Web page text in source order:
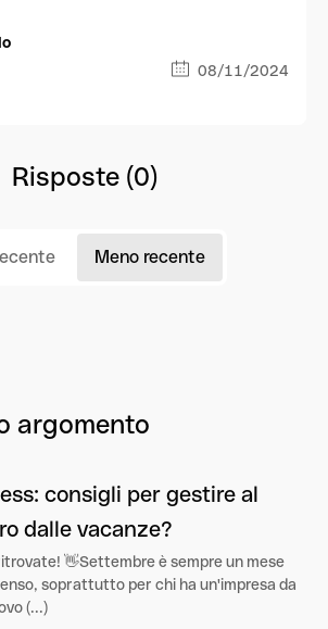
08/11/2024
Risposte (0)
Meno recente
argomento
consigli per gestire al
dalle vacanze?
👋Settembre è sempre un mese
soprattutto per chi ha un'impresa da
(...)